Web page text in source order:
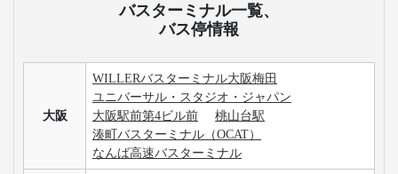
バスターミナル一覧、
バス停情報
大阪
WILLERバスターミナル大阪梅田
ユニバーサル・スタジオ・ジャパン
大阪駅前第4ビル前
桃山台駅
湊町バスターミナル（OCAT）
なんば高速バスターミナル